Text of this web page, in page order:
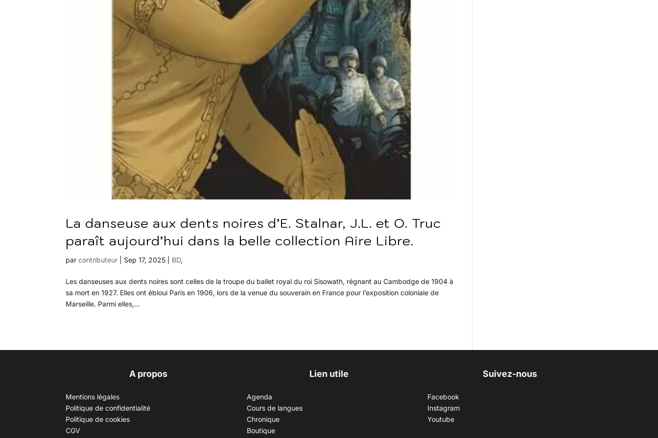
La danseuse aux dents noires d’E. Stalnar, J.L. et O. Truc
paraît aujourd’hui dans la belle collection Aire Libre.
parcontributeur Sep 17, 2025 BD,
Les danseuses aux dents noires sont celles de la troupe du ballet royal du roi Sisowath, régnant au Cambodge de 1904 à
sa mort en 1927. Elles ont ébloui Paris en 1906, lors de la venue du souverain en France pour l’exposition coloniale de
Marseille. Parmi elles,...
A propos
Mentions légales
Politique de confidentialité
Politique de cookies
CGV
Lien utile
Agenda
Cours de langues
Chronique
Boutique
Suivez-nous
Facebook
Instagram
Youtube